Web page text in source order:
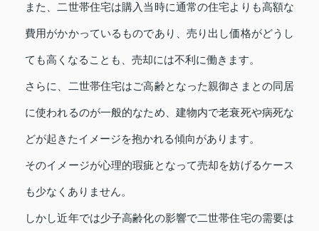
また、二世帯住宅は購入当時に通常の住宅よりも高額な
費用がかかっているものであり、売り出し価格がどうし
ても高くなることも、売却には不利に働きます。
さらに、二世帯住宅はご高齢となった親御さまとの同居
に使われるのが一般的なため、建物内で老衰死や病死な
どが起きたイメージを抱かれる傾向があります。
そのイメージが心理的瑕疵となって売却を妨げるケース
も少なくありません。
しかし近年では少子高齢化の影響で二世帯住宅の需要は